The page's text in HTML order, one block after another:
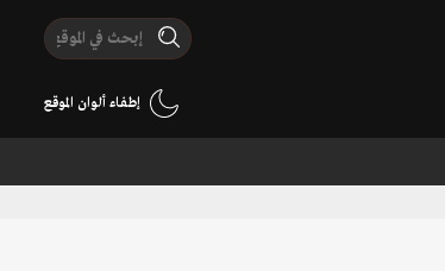
إطفاء ألوان الموقع